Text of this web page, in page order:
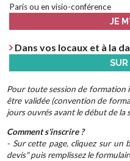
Paris ou en visio-conférence
JE
Dans vos locaux et à la
SUR
Pour toute session de formation
être validée (convention de
jours ouvrés avant le début de la
Comment s'inscrire ?
- Sur cette page, cliquez sur un
devis" puis remplissez le